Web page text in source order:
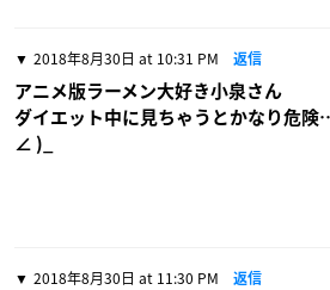
2018年8月30日 at 10:31 PM 返信
アニメ版ラーメン大好き小泉さん
ダイエット中に見ちゃうとかなり危
∠ )_
2018年8月30日 at 11:30 PM 返信